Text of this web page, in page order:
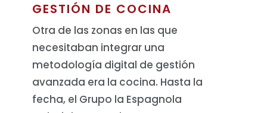
GESTIÓN DE COCINA
Otra de las zonas en las que
necesitaban integrar una
metodología digital de gestión
avanzada era la cocina. Hasta la
fecha, el Grupo la Espagnola